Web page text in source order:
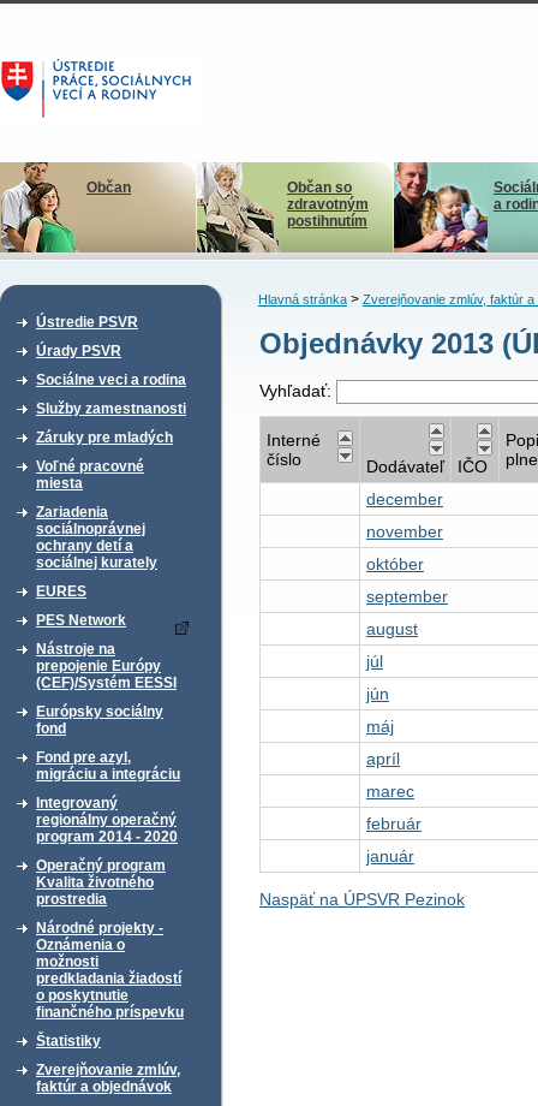
Občan
Občan so
zdravotným
postihnutím
a
Ústredie PSVR
Úrady PSVR
Sociálne veci a rodina
Služby zamestnanosti
Záruky pre mladých
Voľné pracovné
miesta
Zariadenia
sociálnoprávnej
ochrany detí a
sociálnej kurately
EURES
PES Network
Nástroje na
prepojenie Európy
(CEF)/Systém EESSI
Európsky sociálny
fond
Fond pre azyl,
migráciu a integráciu
Integrovaný
regionálny operačný
program 2014 - 2020
Operačný program
Kvalita životného
prostredia
Národné projekty -
Oznámenia o
možnosti
predkladania žiadostí
o poskytnutie
finančného príspevku
Štatistiky
Zverejňovanie zmlúv,
faktúr a objednávok
Hlavná stránka> Zverejňovanie zmlúv, faktúr a
Objednávky 2013
Vyhľadať:
Interné
číslo
Dodávateľ IČO
december
november
október
september
august
júl
jún
máj
apríl
marec
február
január
Naspäť na ÚPSVR Pezinok